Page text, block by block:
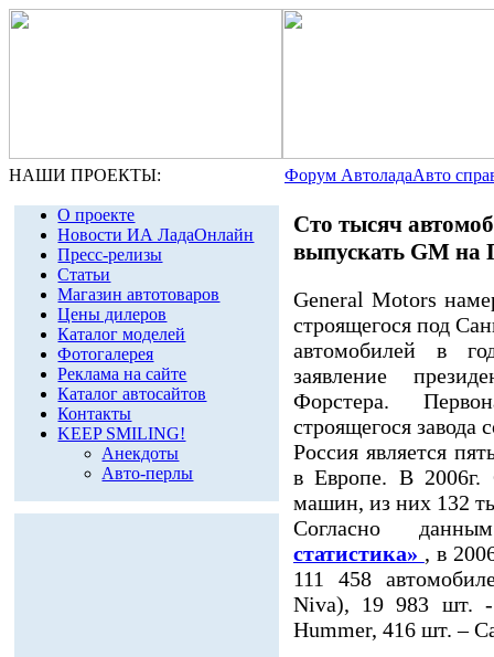
НАШИ ПРОЕКТЫ: Форум АвтоладаАвто
О проекте
Новости ИА ЛадаОнлайн
Пресс-релизы
Статьи
Магазин автотоваров
Цены дилеров
Каталог моделей
Фотогалерея
Реклама на сайте
Каталог автосайтов
Контакты
KEEP SMILING!
Анекдоты
Авто-перлы
Сто тысяч
выпускать GM на
General Motors
строящегося под
автомобилей в
заявление
Форстера.
строящегося завода
Россия является
в Европе. В
машин, из них 132
Согласно
статистика» , в
111 458
Niva), 19 983 шт.
Hummer, 416 шт. –